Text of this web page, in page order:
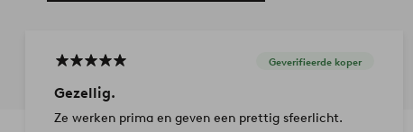
Geverifieerde koper
Gezellig.
Ze werken prima en geven een prettig sfeerlicht.